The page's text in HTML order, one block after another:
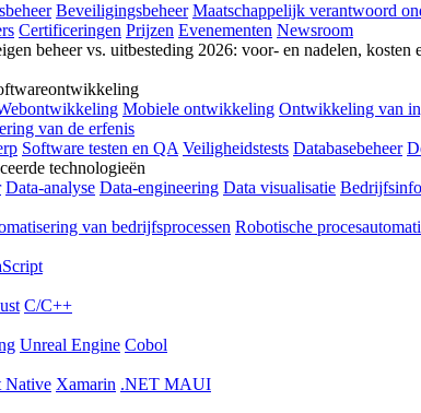
Beveiligingsbeheer Maatschappelijk verantwoord
Certificeringen Prijzen Evenementen Newsroom
beheer vs. uitbesteding 2026: voor- en nadelen, kosten
Mobiele ontwikkeling Ontwikkeling van
van de erfenis
Software testen en QA Veiligheidstests Databasebeheer
technologieën
Data-analyse Data-engineering Data visualisatie
van bedrijfsprocessen Robotische
C/C++
Unreal Engine Cobol
Native Xamarin .NET MAUI